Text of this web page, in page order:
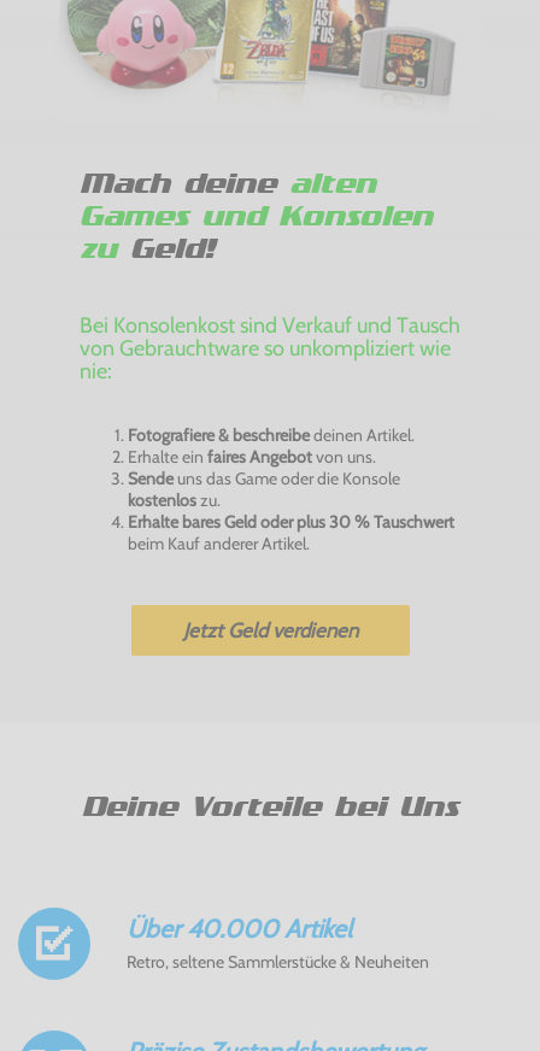
Mach deine alten
Games und Konsolen
zuGeld!
Bei Konsolenkost sind Verkauf und Tausch
von Gebrauchtware so unkompliziert wie
nie:
Fotografiere & beschreibedeinen Artikel.
Erhalte ein faires Angebotvon uns.
Sendeuns das Game oder die Konsole
kostenloszu.
Erhalte bares Geld oder plus 30 % Tauschwert
beim Kauf anderer Artikel.
Jetzt Geld verdienen
Deine Vorteile bei Uns
Über 40.000 Artikel
Retro, seltene Sammlerstücke & Neuheiten